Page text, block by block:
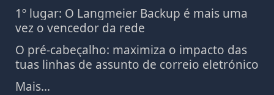
1º lugar: O Langmeier Backup é mais uma
vez o vencedor da rede
O pré-cabeçalho: maximiza o impacto das
tuas linhas de assunto de correio eletrónico
Mais...